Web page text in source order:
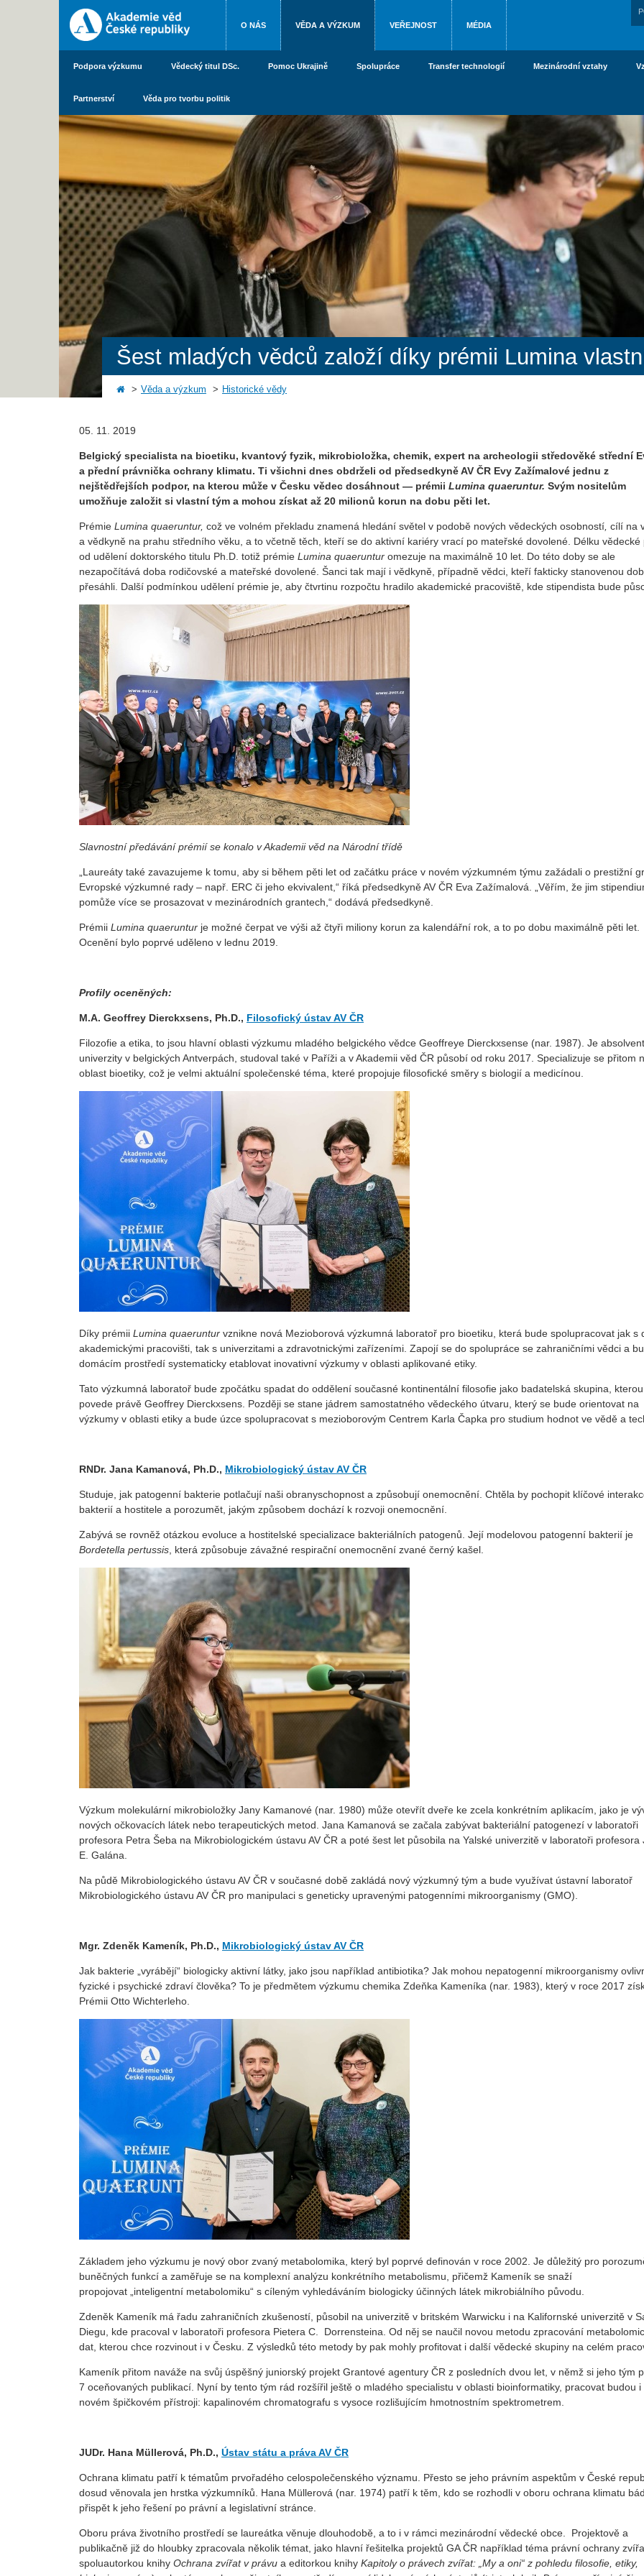
O NÁS VĚDA A VÝZKUM VEŘEJNOST MÉDIA
Podpora výzkumu Vědecký titul DSc. Pomoc Ukrajině Spolupráce Transfer technologií Mezinárodní vztahy
Partnerství Věda pro tvorbu politik
Šest mladých vědců založí díky prémii Lumina
Věda a výzkum Historické vědy
05. 11. 2019
Belgický specialista na bioetiku, kvantový fyzik, mikrobioložka, chemik, expert na archeologii středověké střední
a přední právnička ochrany klimatu. Ti všichni dnes obdrželi od předsedkyně AV ČR Evy Zažímalové jednu z
nejštědřejších podpor, na kterou může v Česku vědec dosáhnout — prémii Lumina quaeruntur. Svým nositelům
umožňuje založit si vlastní tým a mohou získat až 20 milionů korun na dobu pěti let.
Prémie Lumina quaeruntur, což ve volném překladu znamená hledání světel v podobě nových vědeckých osobností, cílí na
a vědkyně na prahu středního věku, a to včetně těch, kteří se do aktivní kariéry vrací po mateřské dovolené. Délku vědecké
od udělení doktorského titulu Ph.D. totiž prémie Lumina quaeruntur omezuje na maximálně 10 let. Do této doby se ale
nezapočítává doba rodičovské a mateřské dovolené. Šanci tak mají i vědkyně, případně vědci, kteří fakticky stanovenou
přesáhli. Další podmínkou udělení prémie je, aby čtvrtinu rozpočtu hradilo akademické pracoviště, kde stipendista bude
Slavnostní předávání prémií se konalo v Akademii věd na Národní třídě
„Laureáty také zavazujeme k tomu, aby si během pěti let od začátku práce v novém výzkumném týmu zažádali o prestižní
Evropské výzkumné rady – např. ERC či jeho ekvivalent,“ říká předsedkyně AV ČR Eva Zažímalová. „Věřím, že jim
pomůže více se prosazovat v mezinárodních grantech,“ dodává předsedkyně.
Prémii Lumina quaeruntur je možné čerpat ve výši až čtyři miliony korun za kalendářní rok, a to po dobu maximálně pěti let.
Ocenění bylo poprvé uděleno v lednu 2019.
Profily oceněných:
M.A. Geoffrey Dierckxsens, Ph.D., Filosofický ústav AV ČR
Filozofie a etika, to jsou hlavní oblasti výzkumu mladého belgického vědce Geoffreye Dierckxsense (nar. 1987). Je
univerzity v belgických Antverpách, studoval také v Paříži a v Akademii věd ČR působí od roku 2017. Specializuje se přitom
oblast bioetiky, což je velmi aktuální společenské téma, které propojuje filosofické směry s biologií a medicínou.
Díky prémii Lumina quaeruntur vznikne nová Mezioborová výzkumná laboratoř pro bioetiku, která bude spolupracovat jak s
akademickými pracovišti, tak s univerzitami a zdravotnickými zařízeními. Zapojí se do spolupráce se zahraničními vědci a
domácím prostředí systematicky etablovat inovativní výzkumy v oblasti aplikované etiky.
Tato výzkumná laboratoř bude zpočátku spadat do oddělení současné kontinentální filosofie jako badatelská skupina, kterou
povede právě Geoffrey Dierckxsens. Později se stane jádrem samostatného vědeckého útvaru, který se bude orientovat na
výzkumy v oblasti etiky a bude úzce spolupracovat s mezioborovým Centrem Karla Čapka pro studium hodnot ve vědě a
RNDr. Jana Kamanová, Ph.D., Mikrobiologický ústav AV ČR
Studuje, jak patogenní bakterie potlačují naši obranyschopnost a způsobují onemocnění. Chtěla by pochopit klíčové
bakterií a hostitele a porozumět, jakým způsobem dochází k rozvoji onemocnění.
Zabývá se rovněž otázkou evoluce a hostitelské specializace bakteriálních patogenů. Její modelovou patogenní bakterií je
Bordetella pertussis, která způsobuje závažné respirační onemocnění zvané černý kašel.
Výzkum molekulární mikrobioložky Jany Kamanové (nar. 1980) může otevřít dveře ke zcela konkrétním aplikacím, jako je
nových očkovacích látek nebo terapeutických metod. Jana Kamanová se začala zabývat bakteriální patogenezí v laboratoři
profesora Petra Šeba na Mikrobiologickém ústavu AV ČR a poté šest let působila na Yalské univerzitě v laboratoři profesora
E. Galána.
Na půdě Mikrobiologického ústavu AV ČR v současné době zakládá nový výzkumný tým a bude využívat ústavní laboratoř
Mikrobiologického ústavu AV ČR pro manipulaci s geneticky upravenými patogenními mikroorganismy (GMO).
Mgr. Zdeněk Kameník, Ph.D., Mikrobiologický ústav AV ČR
Jak bakterie „vyrábějí“ biologicky aktivní látky, jako jsou například antibiotika? Jak mohou nepatogenní mikroorganismy
fyzické i psychické zdraví člověka? To je předmětem výzkumu chemika Zdeňka Kameníka (nar. 1983), který v roce 2017
Prémii Otto Wichterleho.
Základem jeho výzkumu je nový obor zvaný metabolomika, který byl poprvé definován v roce 2002. Je důležitý pro
buněčných funkcí a zaměřuje se na komplexní analýzu konkrétního metabolismu, přičemž Kameník se snaží
propojovat „inteligentní metabolomiku“ s cíleným vyhledáváním biologicky účinných látek mikrobiálního původu.
Zdeněk Kameník má řadu zahraničních zkušeností, působil na univerzitě v britském Warwicku i na Kalifornské univerzitě v
Diegu, kde pracoval v laboratoři profesora Pietera C.
Dorrensteina. Od něj se naučil novou metodu zpracování
dat, kterou chce rozvinout i v Česku. Z výsledků této metody by pak mohly profitovat i další vědecké skupiny na celém
Kameník přitom naváže na svůj úspěšný juniorský projekt Grantové agentury ČR z posledních dvou let, v němž si jeho tým
7 oceňovaných publikací. Nyní by tento tým rád rozšířil ještě o mladého specialistu v oblasti bioinformatiky, pracovat budou i
novém špičkovém přístroji: kapalinovém chromatografu s vysoce rozlišujícím hmotnostním spektrometrem.
JUDr. Hana Müllerová, Ph.D., Ústav státu a práva AV ČR
Ochrana klimatu patří k tématům prvořadého celospolečenského významu. Přesto se jeho právním aspektům v České
dosud věnovala jen hrstka výzkumníků. Hana Müllerová (nar. 1974) patří k těm, kdo se rozhodli v oboru ochrana klimatu
přispět k jeho řešení po právní a legislativní stránce.
Oboru práva životního prostředí se laureátka věnuje dlouhodobě, a to i v rámci mezinárodní vědecké obce. Projektově a
publikačně již do hloubky zpracovala několik témat, jako hlavní řešitelka projektů GA ČR například téma právní ochrany
spoluautorkou knihy Ochrana zvířat v právu a editorkou knihy Kapitoly o právech zvířat: „My a oni“ z pohledu filosofie, etiky,